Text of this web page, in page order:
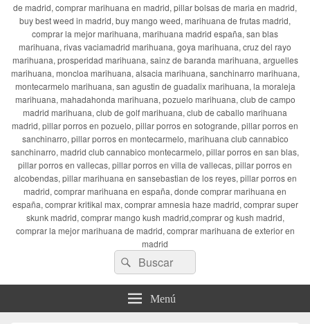
de madrid, comprar marihuana en madrid, pillar bolsas de maria en madrid,
buy best weed in madrid, buy mango weed, marihuana de frutas madrid,
comprar la mejor marihuana, marihuana madrid españa, san blas
marihuana, rivas vaciamadrid marihuana, goya marihuana, cruz del rayo
marihuana, prosperidad marihuana, sainz de baranda marihuana, arguelles
marihuana, moncloa marihuana, alsacia marihuana, sanchinarro marihuana,
montecarmelo marihuana, san agustin de guadalix marihuana, la moraleja
marihuana, mahadahonda marihuana, pozuelo marihuana, club de campo
madrid marihuana, club de golf marihuana, club de caballo marihuana
madrid, pillar porros en pozuelo, pillar porros en sotogrande, pillar porros en
sanchinarro, pillar porros en montecarmelo, marihuana club cannabico
sanchinarro, madrid club cannabico montecarmelo, pillar porros en san blas,
pillar porros en vallecas, pillar porros en villa de vallecas, pillar porros en
alcobendas, pillar marihuana en sansebastian de los reyes, pillar porros en
madrid, comprar marihuana en españa, donde comprar marihuana en
españa, comprar kritikal max, comprar amnesia haze madrid, comprar super
skunk madrid, comprar mango kush madrid,comprar og kush madrid,
comprar la mejor marihuana de madrid, comprar marihuana de exterior en
madrid
Buscar
por:
Buscar
Menú